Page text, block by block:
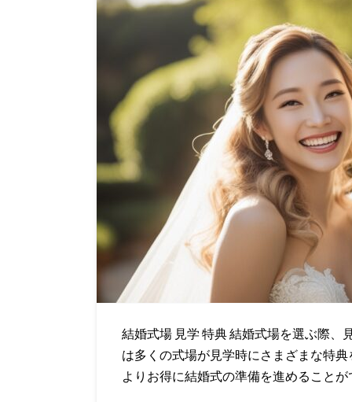
結婚式場 見学 特典 結婚式場を選ぶ際
は多くの式場が見学時にさまざまな特
よりお得に結婚式の準備を進めること